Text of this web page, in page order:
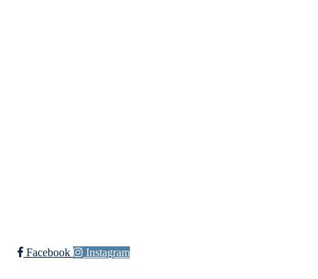
Facebook Instagram